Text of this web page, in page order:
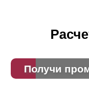
Получи